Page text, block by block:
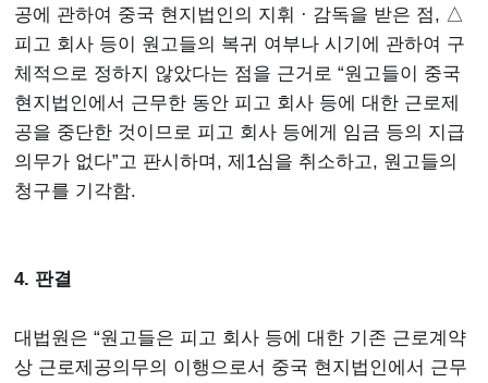
공에 관하여 중국 현지법인의 지휘 · 감독을 받은 점, △
피고 회사 등이 원고들의 복귀 여부나 시기에 관하여 구
체적으로 정하지 않았다는 점을 근거로 “원고들이 중국
현지법인에서 근무한 동안 피고 회사 등에 대한 근로제
공을 중단한 것이므로 피고 회사 등에게 임금 등의 지급
의무가 없다”고 판시하며, 제1심을 취소하고, 원고들의
청구를 기각함.
4. 판결
대법원은 “원고들은 피고 회사 등에 대한 기존 근로계약
상 근로제공의무의 이행으로서 중국 현지법인에서 근무